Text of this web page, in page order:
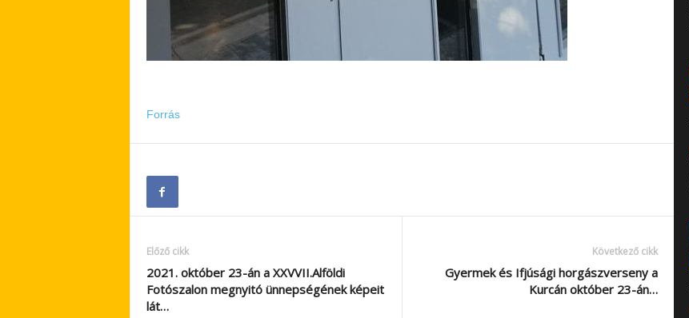
Forrás
Előző cikk
2021. október 23-án a XXVVII.Alföldi
Fotószalon megnyitó ünnepségének képeit
lát…
Következő cikk
Gyermek és Ifjúsági horgászverseny a
Kurcán október 23-án…